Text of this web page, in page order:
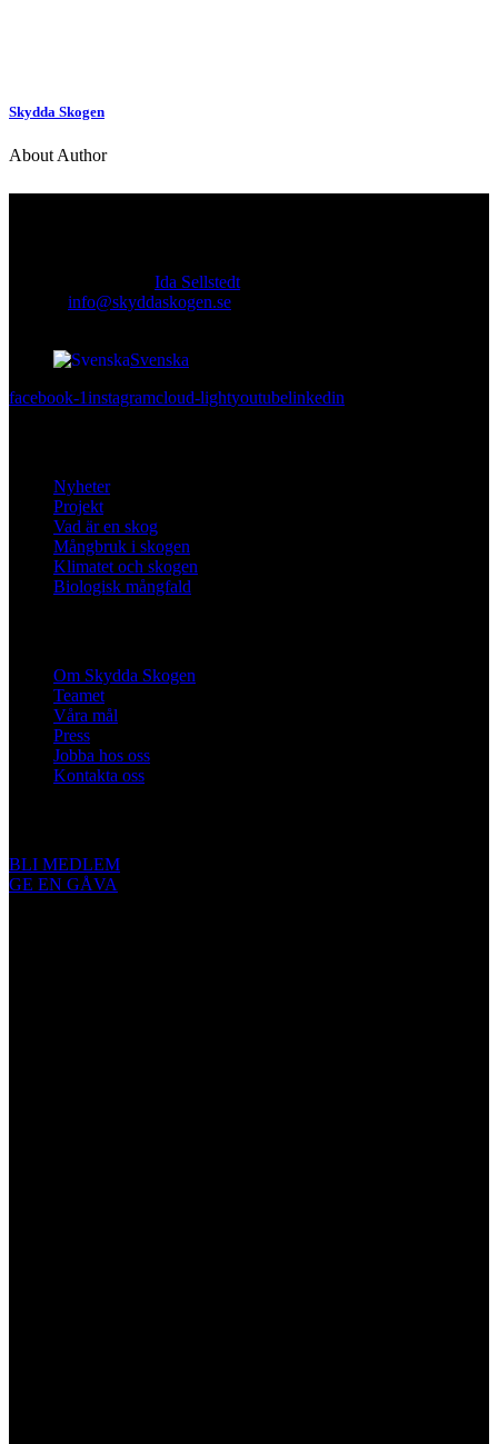
Skydda Skogen
About Author
Ida Sellstedt
info@skyddaskogen.se
Svenska
facebook-1instagramcloud-lightyoutubelinkedin
Nyheter
Projekt
Vad är en skog
Mångbruk i skogen
Klimatet och skogen
Biologisk mångfald
Om Skydda Skogen
Teamet
Våra mål
Press
Jobba hos oss
Kontakta oss
BLI MEDLEM
GE EN GÅVA